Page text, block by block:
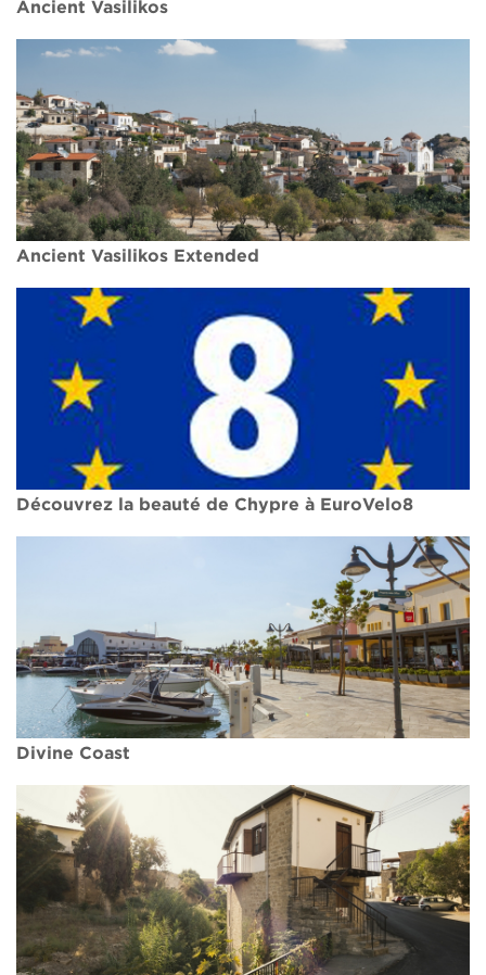
Ancient Vasilikos
Ancient Vasilikos Extended
Découvrez la beauté de Chypre à EuroVelo8
Divine Coast